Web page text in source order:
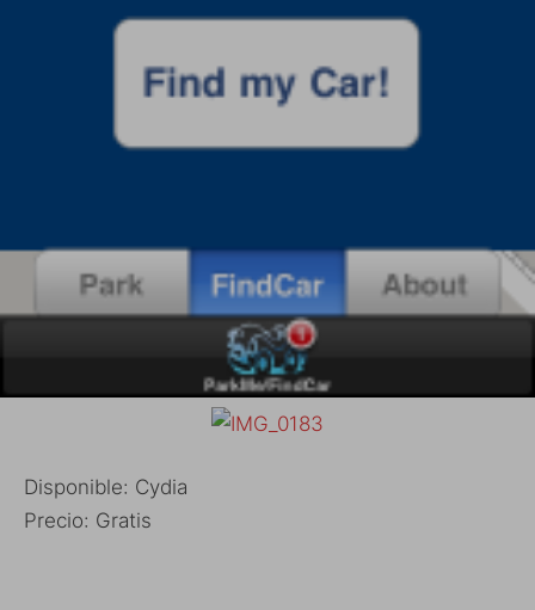
Disponible: Cydia
Precio: Gratis